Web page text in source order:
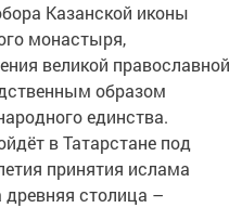
Казанской иконы
монастыря,
великой православной
образом
единства.
в Татарстане под
принятия ислама
столица –